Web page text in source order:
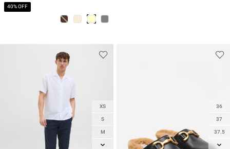
40% OFF
36
37
37.5
38
XS
S
M
L